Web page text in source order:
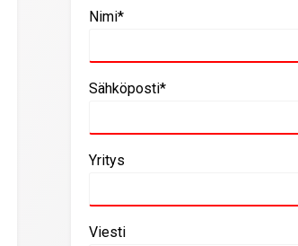
Nimi*
Sähköposti*
Yritys
Viesti